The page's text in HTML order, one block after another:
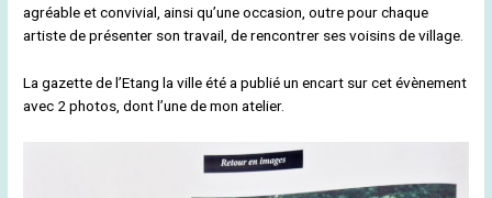
agréable et convivial, ainsi qu’une occasion, outre pour chaque
artiste de présenter son travail, de rencontrer ses voisins de village.
La gazette de l’Etang la ville été a publié un encart sur cet évènement
avec 2 photos, dont l’une de mon atelier.